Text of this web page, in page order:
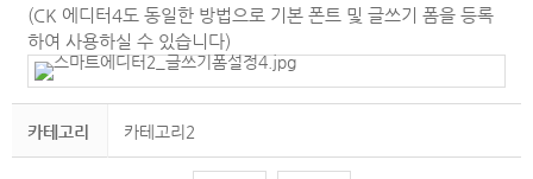
(CK 에디터4도 동일한 방법으로 기본 폰트 및 글쓰기 폼을 등록
하여 사용하실 수 있습니다)
카테고리 카테고리2